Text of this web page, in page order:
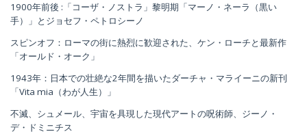
1900年前後 :「コーザ・ノストラ」黎明期「マーノ・ネーラ（黒い
手）」とジョセフ・ペトロシーノ
スピンオフ：ローマの街に熱烈に歓迎された、ケン・ローチと最新作
「オールド・オーク」
1943年：日本での壮絶な2年間を描いたダーチャ・マライーニの新刊
「Vita mia（わが人生）」
不滅、シュメール、宇宙を具現した現代アートの呪術師、ジーノ・
デ・ドミニチス